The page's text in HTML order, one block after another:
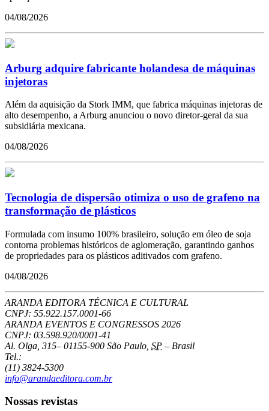
04/08/2026
Arburg adquire fabricante holandesa de máquinas
injetoras
Além da aquisição da Stork IMM, que fabrica máquinas injetoras de
alto desempenho, a Arburg anunciou o novo diretor-geral da sua
subsidiária mexicana.
04/08/2026
Tecnologia de dispersão otimiza o uso de grafeno na
transformação de plásticos
Formulada com insumo 100% brasileiro, solução em óleo de soja
contorna problemas históricos de aglomeração, garantindo ganhos
de propriedades para os plásticos aditivados com grafeno.
04/08/2026
ARANDA EDITORA TÉCNICA E CULTURAL
CNPJ: 55.922.157.0001-66
ARANDA EVENTOS E CONGRESSOS 2026
CNPJ: 03.598.920/0001-41
Al. Olga, 315– 01155-900 São Paulo SP – Brasil
Tel.:
(11) 3824-5300
info@arandaeditora.com.br
Nossas revistas